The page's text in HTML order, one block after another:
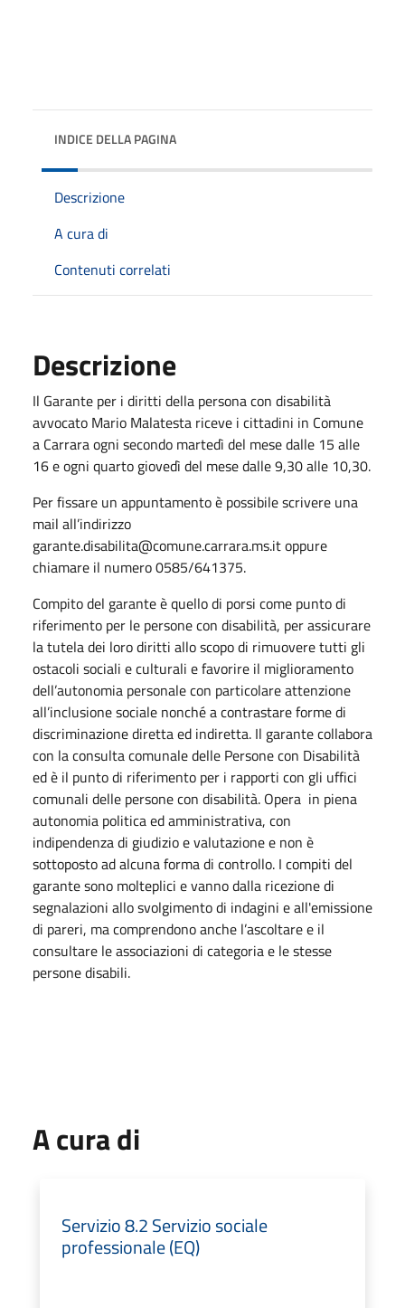
INDICE DELLA PAGINA
Descrizione
A cura di
Contenuti correlati
Descrizione
Il Garante per i diritti della persona con disabilità
avvocato Mario Malatesta riceve i cittadini in Comune
a Carrara ogni secondo martedì del mese dalle 15 alle
16 e ogni quarto giovedì del mese dalle 9,30 alle 10,30.
Per fissare un appuntamento è possibile scrivere una
mail all’indirizzo
garante.disabilita@comune.carrara.ms.it oppure
chiamare il numero 0585/641375.
Compito del garante è quello di porsi come punto di
riferimento per le persone con disabilità, per assicurare
la tutela dei loro diritti allo scopo di rimuovere tutti gli
ostacoli sociali e culturali e favorire il miglioramento
dell’autonomia personale con particolare attenzione
all’inclusione sociale nonché a contrastare forme di
discriminazione diretta ed indiretta. Il garante collabora
con la consulta comunale delle Persone con Disabilità
ed è il punto di riferimento per i rapporti con gli uffici
comunali delle persone con disabilità. Opera in piena
autonomia politica ed amministrativa, con
indipendenza di giudizio e valutazione e non è
sottoposto ad alcuna forma di controllo. I compiti del
garante sono molteplici e vanno dalla ricezione di
segnalazioni allo svolgimento di indagini e all'emissione
di pareri, ma comprendono anche l’ascoltare e il
consultare le associazioni di categoria e le stesse
persone disabili.
A cura di
Servizio 8.2 Servizio sociale
professionale (EQ)